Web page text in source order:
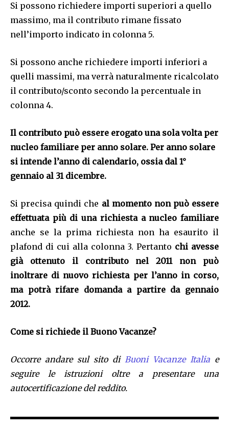
Si possono richiedere importi superiori a quello
massimo, ma il contributo rimane fissato
nell’importo indicato in colonna 5.
Si possono anche richiedere importi inferiori a
quelli massimi, ma verrà naturalmente ricalcolato
il contributo/sconto secondo la percentuale in
colonna 4.
Il contributo può essere erogato una sola volta per
nucleo familiare per anno solare. Per anno solare
si intende l’anno di calendario, ossia dal 1°
gennaio al 31 dicembre.
Si precisa quindi che al momento non può essere
effettuata più di una richiesta a nucleo familiare
anche se la prima richiesta non ha esaurito il
plafond di cui alla colonna 3. Pertanto chi avesse
già ottenuto il contributo nel 2011 non può
inoltrare di nuovo richiesta per l’anno in corso,
ma potrà rifare domanda a partire da gennaio
2012.
Come si richiede il Buono Vacanze?
Occorre andare sul sito di Buoni Vacanze Italia e
seguire le istruzioni oltre a presentare una
autocertificazione del reddito.